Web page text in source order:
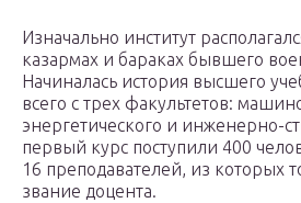
Изначально институт
казармах и бараках бывшего
Начиналась история высшего
всего с трех факультетов:
энергетического и инженерно-
первый курс поступили 400
16 преподавателей, из которых
звание доцента.